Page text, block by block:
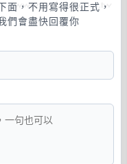
面，不用寫得很正式，
們會盡快回覆你